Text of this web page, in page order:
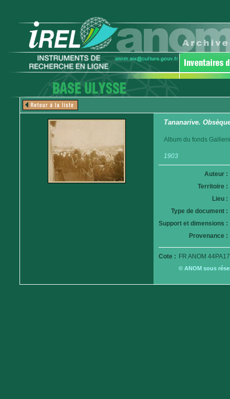
Tananarive.
Album du fonds
1903
Auteur :
Territoire :
Lieu :
Type de document :
Support et dimensions :
Provenance :
Cote : FR ANOM
© ANOM sous